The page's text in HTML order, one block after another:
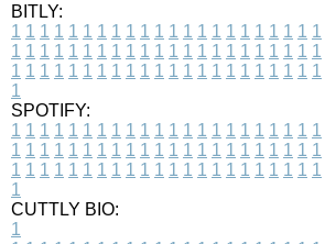
BITLY:
1 1 1 1 1 1 1 1 1 1 1 1 1 1 1 1 1 1 1 1 1 1
1 1 1 1 1 1 1 1 1 1 1 1 1 1 1 1 1 1 1 1 1 1
1 1 1 1 1 1 1 1 1 1 1 1 1 1 1 1 1 1 1 1 1 1
1
SPOTIFY:
1 1 1 1 1 1 1 1 1 1 1 1 1 1 1 1 1 1 1 1 1 1
1 1 1 1 1 1 1 1 1 1 1 1 1 1 1 1 1 1 1 1 1 1
1 1 1 1 1 1 1 1 1 1 1 1 1 1 1 1 1 1 1 1 1 1
1
CUTTLY BIO:
1